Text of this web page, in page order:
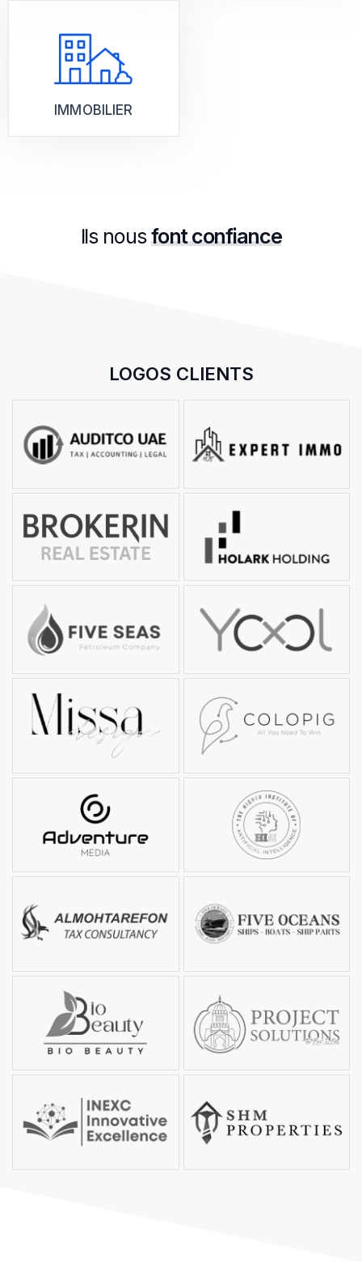
IMMOBILIER
Ils nousfont confiance
LOGOS CLIENTS